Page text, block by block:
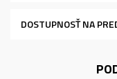
DOSTUPNOSŤ NA